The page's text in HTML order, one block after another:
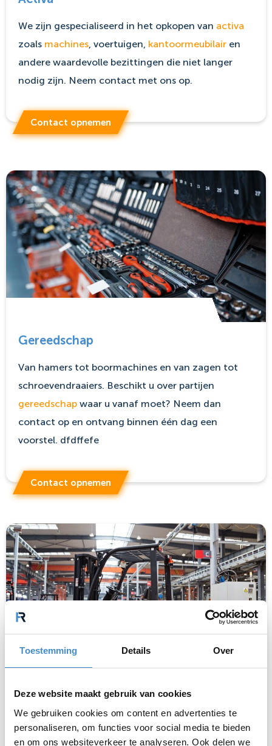
Toestemming Details Over
Deze website maakt gebruik van cookies
We gebruiken cookies om content en advertenties te
personaliseren, om functies voor social media te bieden
en om ons websiteverkeer te analyseren. Ook delen we
We zijn gespecialiseerd in het opkopen van activa
zoals machines , voertuigen, kantoormeubilair en
andere waardevolle bezittingen die niet langer
nodig zijn. Neem contact met ons op.
Contact opnemen
Gereedschap
Van hamers tot boormachines en van zagen tot
schroevendraaiers. Beschikt u over partijen
gereedschap waar u vanaf moet? Neem dan
contact op en ontvang binnen één dag een
voorstel. dfdffefe
Contact opnemen
Interne transportmiddelen
Wij kopen ongebruikte interne
zoals heftrucks, palletwagens en orderpickers.